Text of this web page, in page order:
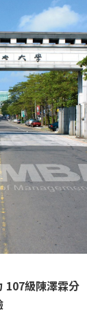
107級陳澤霖分